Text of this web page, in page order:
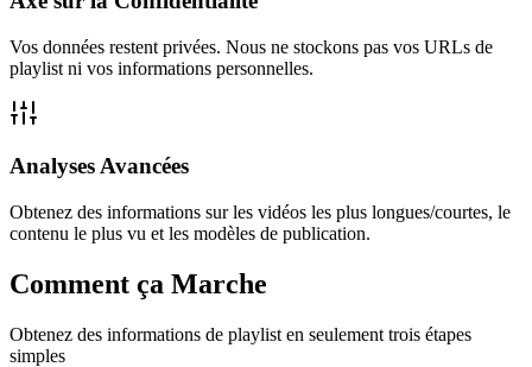
Vos données restent privées. Nous ne stockons pas vos URLs de
playlist ni vos informations personnelles.
Analyses Avancées
Obtenez des informations sur les vidéos les plus longues/courtes, le
contenu le plus vu et les modèles de publication.
Comment ça Marche
Obtenez des informations de playlist en seulement trois étapes
simples